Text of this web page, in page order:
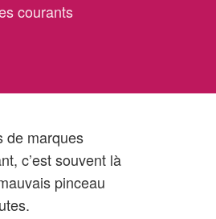
courants
de marques
c’est souvent là
pinceau